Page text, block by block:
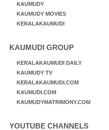
KAUMUDY
KAUMUDY MOVIES
KERALAKAUMUDI
KAUMUDI GROUP
KERALAKAUMUDI DAILY
KAUMUDY TV
KERALAKAUMUDI.COM
KAUMUDI.COM
KAUMUDYMATRIMONY.COM
YOUTUBE CHANNELS